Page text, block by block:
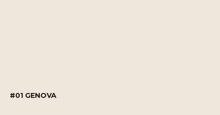
#01 GENOVA
#02 GENOVA
#03 MOTION DESK
#01 GENOVA